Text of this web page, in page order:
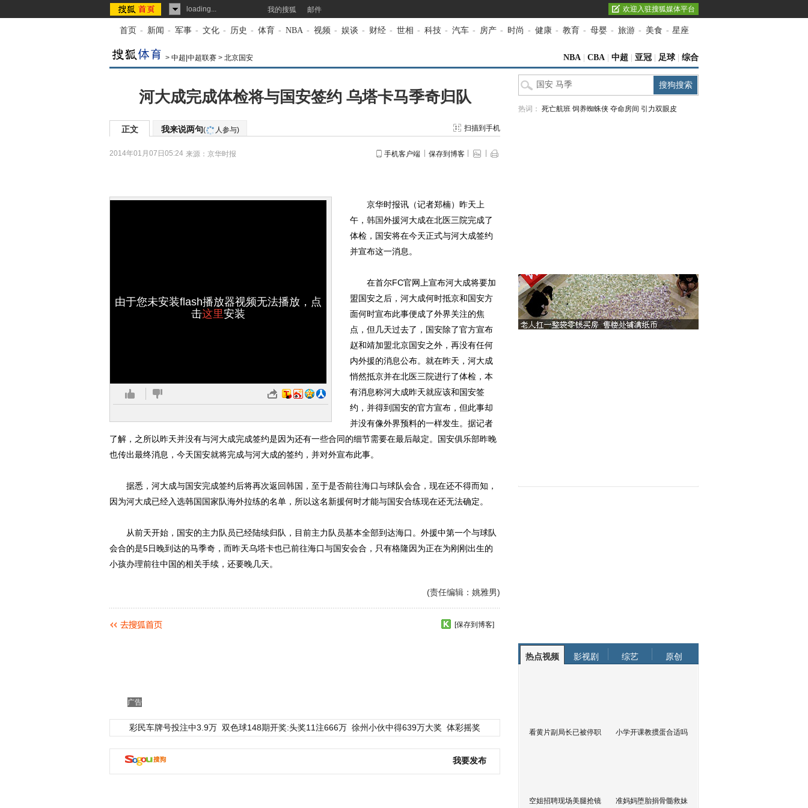
loading... 我的搜狐 邮件 欢迎入驻搜狐媒体平台
首页 - 新闻 - 军事 - 文化 - 历史 - 体育 - NBA - 视频 - 娱谈 - 财经 - 世相 - 科技 - 汽车 - 房产 - 时尚 - 健康 - 教育 - 母婴 - 旅游 - 美食 - 星座
> 中超|中超联赛 > 北京国安 NBA CBA 中超 亚冠 足球 综合
河大成完成体检将与国安签约 乌塔卡马季奇归队
正文 我来说两句( 人参与) 扫描到手机
2014年01月07日05:24 来源： 京华时报 手机客户端 保存到博客
由于您未安装flash播放器视频无法播放，点
击这里安装
京华时报讯（记者郑楠）昨天上
午， 韩国外援河大成在北医三院完成了
体检，国安将在今天正式与河大成签约
并宣布这一消息。
在首尔FC官网上宣布河大成将要加
盟国安之后，河大成何时抵京和国安方
面何时宣布此事便成了外界关注的焦
点，但几天过去了，国安除了官方宣布
赵和靖加盟北京国安之外，再没有任何
内外援的消息公布。就在昨天，河大成
悄然抵京并在北医三院进行了体检，本
有消息称河大成昨天就应该和国安签
约，并得到国安的官方宣布，但此事却
并没有像外界预料的一样发生。据记者
了解，之所以昨天并没有与河大成完成签约是因为还有一些合同的细节需要在最后敲定。国安俱乐部昨晚
也传出最终消息，今天国安就将完成与河大成的签约，并对外宣布此事。
据悉，河大成与国安完成签约后将再次返回韩国，至于是否前往海口与球队会合，现在还不得而知，
因为河大成已经入选韩国国家队海外拉练的名单，所以这名新援何时才能与国安合练现在还无法确定。
从前天开始，国安的主力队员已经陆续归队，目前主力队员基本全部到达海口。外援中第一个与球队
会合的是5日晚到达的马季奇，而昨天乌塔卡也已前往海口与国安会合，只有格隆因为正在为刚刚出生的
小孩办理前往中国的相关手续，还要晚几天。
(责任编辑：姚雅男)
[保存到博客]
广告
彩民车牌号投注中3.9万 双色球148期开奖:头奖11注666万 徐州小伙中得639万大奖 体彩摇奖
我要发布
热词： 死亡航班 饲养蜘蛛侠 夺命房间 引力双眼皮
热点视频 影视剧 综艺 原创
看黄片副局长已被停职 小学开课教掼蛋合适吗
空姐招聘现场美腿抢镜 准妈妈堕胎捐骨髓救妹